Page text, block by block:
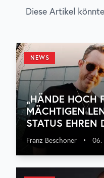
Diese Artikel
NEWS
„HÄNDE HOCH
MÄCHTIGEN
STATUS EHREN
Franz Beschoner • 06.